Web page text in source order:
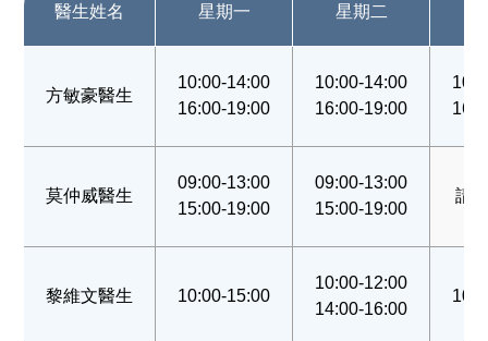
醫生姓名 星期一 星期二
方敏豪醫生
10:00-14:00
16:00-19:00
10:00-14:00
16:00-19:00
莫仲威醫生
09:00-13:00
15:00-19:00
09:00-13:00
15:00-19:00
請
黎維文醫生 10:00-15:00
10:00-12:00
14:00-16:00